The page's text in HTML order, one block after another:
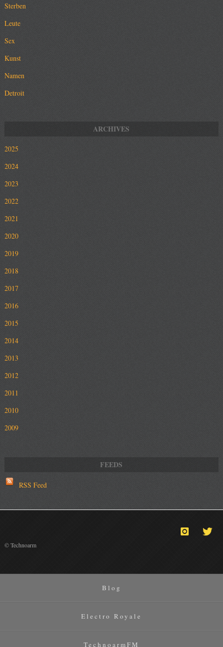
Sterben
Leute
Sex
Kunst
Namen
Detroit
2025
2024
2023
2022
2021
2020
2019
2018
2017
2016
2015
2014
2013
2012
2011
2010
2009
RSS Feed
© Technoarm
Blog
Electro Royale
TechnoarmFM